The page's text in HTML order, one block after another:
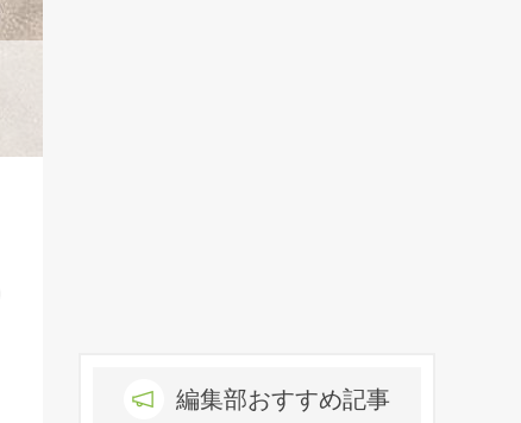
編集部おすすめ記事